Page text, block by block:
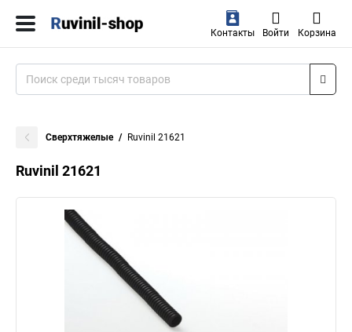
Контакты Войти Корзина
Сверхтяжелые Ruvinil 21621
Ruvinil 21621